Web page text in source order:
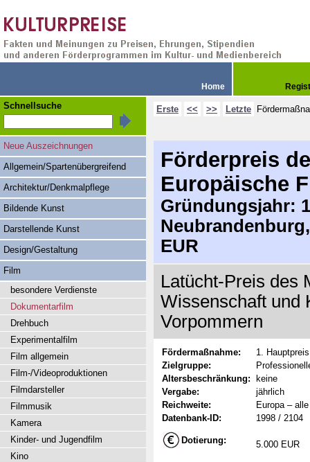
Home
Erste << >> Letzte
Förderpreis
Europäische
Gründungsjahr:
EUR
Latücht-Preis des
Wissenschaft und
Vorpommern
Fördermaßnahme:
1. Hauptpreis
Zielgruppe:
Altersbeschränkung:
keine
Vergabe:
jährlich
Reichweite:
Europa –
Datenbank-ID:
1998 / 2104
Dotierung: 5.000 EUR
Schnellsuche
Neue Auszeichnungen
Allgemein/Spartenübergreifend
Architektur/Denkmalpflege
Bildende Kunst
Darstellende Kunst
Design/Gestaltung
Film
besondere Verdienste
Dokumentarfilm
Drehbuch
Experimentalfilm
Film allgemein
Film-/Videoproduktionen
Filmdarsteller
Filmmusik
Kamera
Kinder- und Jugendfilm
Kino